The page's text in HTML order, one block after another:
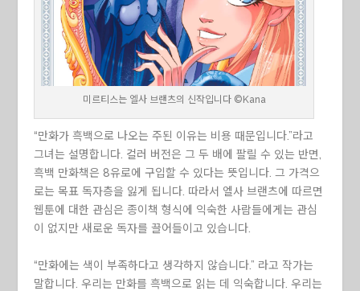
미르티스는 엘사 브랜츠의 신작입니다 ©Kana
“만화가 흑백으로 나오는 주된 이유는 비용 때문입니다.”라고
그녀는 설명합니다. 컬러 버전은 그 두 배에 팔릴 수 있는 반면,
흑백 만화책은 8유로에 구입할 수 있다는 뜻입니다. 그 가격으
로는 목표 독자층을 잃게 됩니다. 따라서 엘사 브랜츠에 따르면
웹툰에 대한 관심은 종이책 형식에 익숙한 사람들에게는 관심
이 없지만 새로운 독자를 끌어들이고 있습니다.
“만화에는 색이 부족하다고 생각하지 않습니다.” 라고 작가는
말합니다. 우리는 만화를 흑백으로 읽는 데 익숙합니다. 우리는